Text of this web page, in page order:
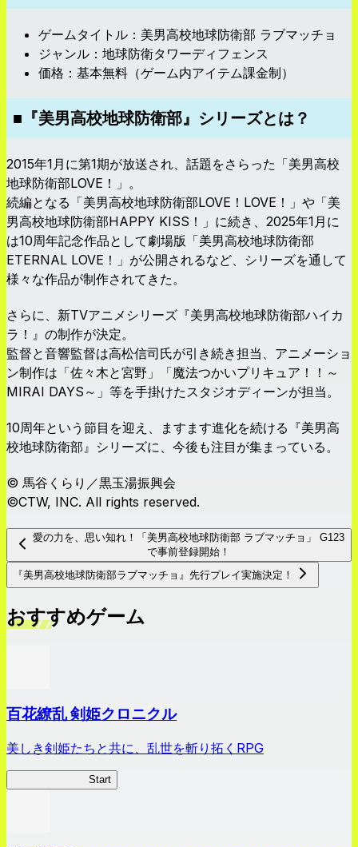
ゲームタイトル：美男高校地球防衛部 ラブマッチョ
ジャンル：地球防衛タワーディフェンス
価格：基本無料（ゲーム内アイテム課金制）
■『美男高校地球防衛部』シリーズとは？
2015年1月に第1期が放送され、話題をさらった「美男高校
地球防衛部LOVE！」。
続編となる「美男高校地球防衛部LOVE！LOVE！」や「美
男高校地球防衛部HAPPY KISS！」に続き、2025年1月に
は10周年記念作品として劇場版「美男高校地球防衛部
ETERNAL LOVE！」が公開されるなど、シリーズを通して
様々な作品が制作されてきた。
さらに、新TVアニメシリーズ『美男高校地球防衛部ハイカ
ラ！』の制作が決定。
監督と音響監督は高松信司氏が引き続き担当、アニメーショ
ン制作は「佐々木と宮野」「魔法つかいプリキュア！！～
MIRAI DAYS～」等を手掛けたスタジオディーンが担当。
10周年という節目を迎え、ますます進化を続ける『美男高
校地球防衛部』シリーズに、今後も注目が集まっている。
© 馬谷くらり／黒玉湯振興会
©CTW, INC. All rights reserved.
愛の力を、思い知れ！「美男高校地球防衛部 ラブマッチョ」 G123
で事前登録開始！
『美男高校地球防衛部ラブマッチョ』先行プレイ実施決定！
おすすめゲーム
百花繚乱 剣姫クロニクル
美しき剣姫たちと共に、乱世を斬り拓くRPG
Start